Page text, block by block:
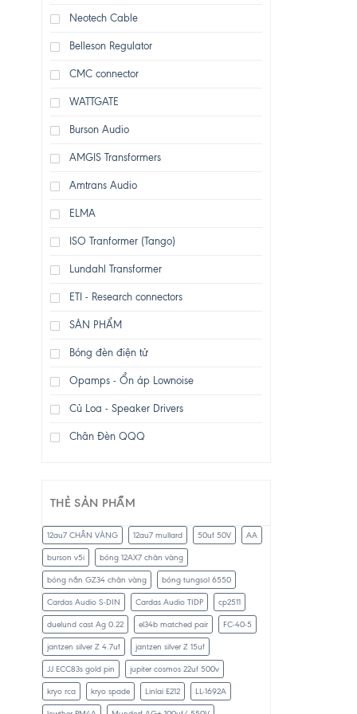
Neotech Cable
Belleson Regulator
CMC connector
WATTGATE
Burson Audio
AMGIS Transformers
Amtrans Audio
ELMA
ISO Tranformer (Tango)
Lundahl Transformer
ETI - Research connectors
SẢN PHẨM
Bóng đèn điện tử
Opamps - Ổn áp Lownoise
Củ Loa - Speaker Drivers
Chân Đèn QQQ
THẺ SẢN PHẨM
12au7 CHÂN VÀNG 12au7 mullard 50uf 50V AA
burson v5i bóng 12AX7 chân vàng
bóng nắn GZ34 chân vàng bóng tungsol 6550
Cardas Audio S-DIN Cardas Audio TIDP cp2511
duelund cast Ag 0.22 el34b matched pair FC-40-5
jantzen silver Z 4.7uf jantzen silver Z 15uf
JJ ECC83s gold pin jupiter cosmos 22uf 500v
kryo rca kryo spade Linlai E212 LL-1692A